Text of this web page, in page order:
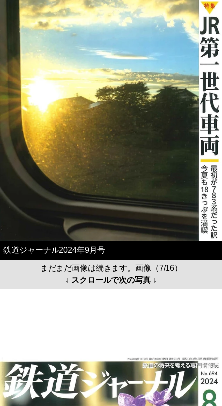
鉄道ジャーナル2024年9月号
まだまだ画像は続きます。画像（7/16）
↓ スクロールで次の写真 ↓